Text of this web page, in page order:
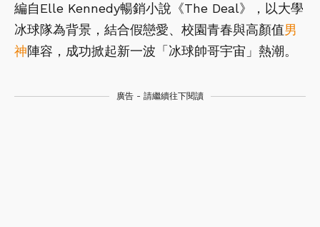
編自Elle Kennedy暢銷小說《The Deal》，以大學
冰球隊為背景，結合假戀愛、校園青春與高顏值男
神陣容，成功掀起新一波「冰球帥哥宇宙」熱潮。
廣告 - 請繼續往下閱讀